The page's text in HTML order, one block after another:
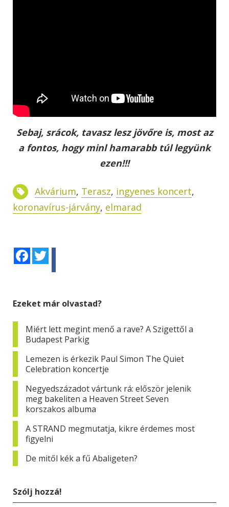
Sebaj, srácok, tavasz lesz jövőre is, most az
a fontos, hogy minl hamarabb túl legyünk
ezen!!!
Akvárium, Terasz, ingyenes koncert,
koronavírus-járvány, elmarad
Facebook
Ezeket már olvastad?
Miért lett megint menő a rave? A Szigettől a
Budapest Parkig
Lemezen is érkezik Paul Simon The Quiet
Celebration koncertje
Negyedszázadot vártunk rá: először jelenik
meg bakeliten a Heaven Street Seven
korszakos albuma
A STRAND megmutatja, kikre érdemes most
figyelni
De mitől kék a fű Abaligeten?
Szólj hozzá!